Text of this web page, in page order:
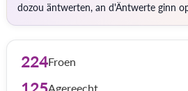
dozou äntwerten, an d'Äntwerte ginn
224Froen
Agereecht